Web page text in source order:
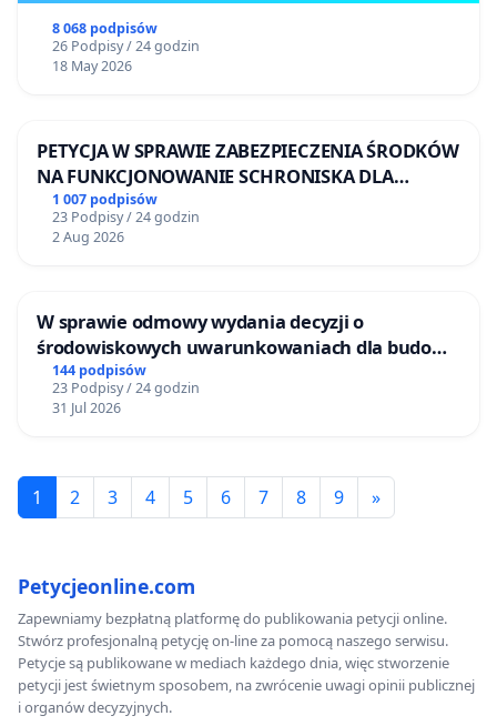
8 068 podpisów
26 Podpisy / 24 godzin
18 May 2026
PETYCJA W SPRAWIE ZABEZPIECZENIA ŚRODKÓW
NA FUNKCJONOWANIE SCHRONISKA DLA
BEZDOMNYCH ZWIERZĄT W SKARYSZEWIE
1 007 podpisów
23 Podpisy / 24 godzin
2 Aug 2026
W sprawie odmowy wydania decyzji o
środowiskowych uwarunkowaniach dla budowy
zakładu wytwarzania biometanu „Krynki” w
Ostrowiu Południowym oraz ochrony
mieszkańców i Puszczy Knyszyńskiej
144 podpisów
23 Podpisy / 24 godzin
31 Jul 2026
1 2 3 4 5 6 7 8 9 »
Petycjeonline.com
Zapewniamy bezpłatną platformę do publikowania petycji online.
Stwórz profesjonalną petycję on-line za pomocą naszego serwisu.
Petycje są publikowane w mediach każdego dnia, więc stworzenie
petycji jest świetnym sposobem, na zwrócenie uwagi opinii publicznej
i organów decyzyjnych.